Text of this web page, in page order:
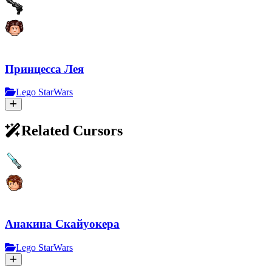
Принцесса Лея
Lego StarWars
Related Cursors
Анакина Скайуокера
Lego StarWars